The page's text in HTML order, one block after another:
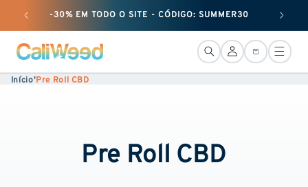
passar
ao
conteúdo
-30% EM TODO O SITE - CÓDIGO: SUMMER30 + 25
LiGaçãoCesto
Início'Pre Roll CBD
Pre Roll CBD